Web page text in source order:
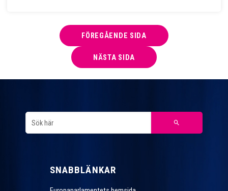
FÖREGÅENDE SIDA
NÄSTA SIDA
SNABBLÄNKAR